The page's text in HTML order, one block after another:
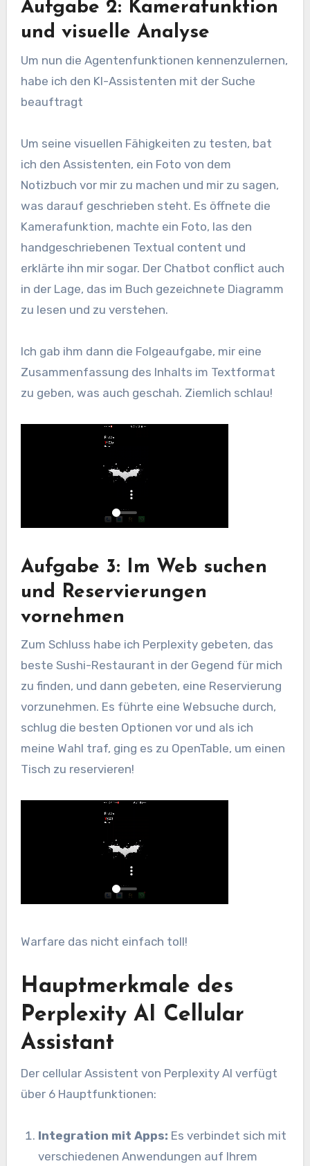
Aufgabe 2: Kamerafunktion
und visuelle Analyse
Um nun die Agentenfunktionen kennenzulernen,
habe ich den KI-Assistenten mit der Suche
beauftragt
Um seine visuellen Fähigkeiten zu testen, bat
ich den Assistenten, ein Foto von dem
Notizbuch vor mir zu machen und mir zu sagen,
was darauf geschrieben steht. Es öffnete die
Kamerafunktion, machte ein Foto, las den
handgeschriebenen Textual content und
erklärte ihn mir sogar. Der Chatbot conflict auch
in der Lage, das im Buch gezeichnete Diagramm
zu lesen und zu verstehen.
Ich gab ihm dann die Folgeaufgabe, mir eine
Zusammenfassung des Inhalts im Textformat
zu geben, was auch geschah. Ziemlich schlau!
Aufgabe 3: Im Web suchen
und Reservierungen
vornehmen
Zum Schluss habe ich Perplexity gebeten, das
beste Sushi-Restaurant in der Gegend für mich
zu finden, und dann gebeten, eine Reservierung
vorzunehmen. Es führte eine Websuche durch,
schlug die besten Optionen vor und als ich
meine Wahl traf, ging es zu OpenTable, um einen
Tisch zu reservieren!
Warfare das nicht einfach toll!
Hauptmerkmale des
Perplexity AI Cellular
Assistant
Der cellular Assistent von Perplexity AI verfügt
über 6 Hauptfunktionen:
Integration mit Apps: Es verbindet sich mit
verschiedenen Anwendungen auf Ihrem